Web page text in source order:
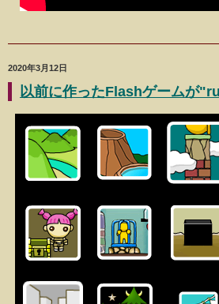
2020年3月12日
以前に作ったFlashゲームが